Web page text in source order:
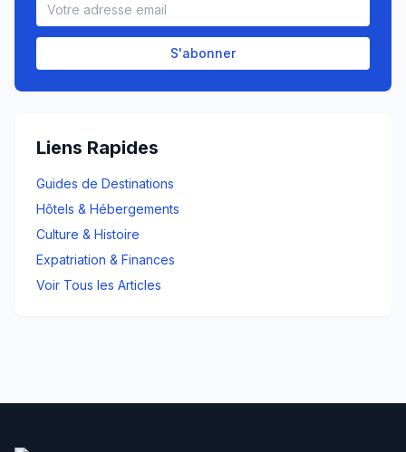
S'abonner
Liens Rapides
Guides de Destinations
Hôtels & Hébergements
Culture & Histoire
Expatriation & Finances
Voir Tous les Articles